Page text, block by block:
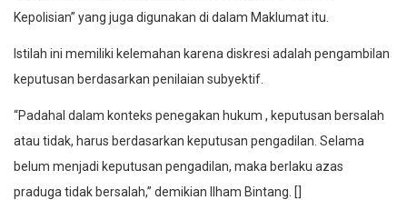
Kepolisian” yang juga digunakan di dalam Maklumat itu.
Istilah ini memiliki kelemahan karena diskresi adalah pengambilan
keputusan berdasarkan penilaian subyektif.
“Padahal dalam konteks penegakan hukum , keputusan bersalah
atau tidak, harus berdasarkan keputusan pengadilan. Selama
belum menjadi keputusan pengadilan, maka berlaku azas
praduga tidak bersalah,” demikian Ilham Bintang. []